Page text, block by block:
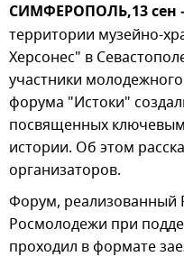
СИМФЕРОПОЛЬ,13 сен
территории музейно-
Херсонес" в
участники
форума "Истоки"
посвященных
истории. Об этом
организаторов.
Форум, реализованный
Росмолодежи при
проходил в формате